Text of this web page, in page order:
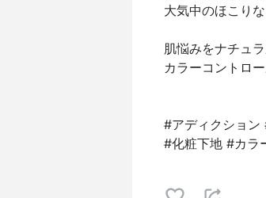
大気中のほこり
肌悩みをナチュ
カラーコントロ
#アディクション
#化粧下地 #カラ